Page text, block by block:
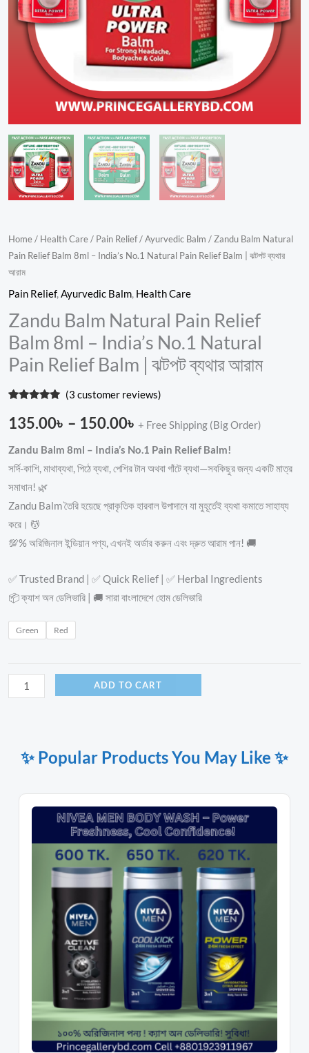
Home/ Health Care/ Pain Relief/Ayurvedic Balm / Zandu Balm Natural
Pain Relief Balm 8ml – India’s No.1 Natural Pain Relief Balm | ঝটপট ব্যথার
আরাম
Pain Relief,Ayurvedic Balm, Health Care
Zandu Balm Natural Pain Relief
Balm 8ml – India’s No.1 Natural
Pain Relief Balm | ঝটপট ব্যথার আরাম
out of 5
based on
rating
(3 customer reviews)
135.00৳ – 150.00৳ + Free Shipping (Big Order)
Zandu Balm 8ml – India’s No.1 Pain Relief Balm!
সর্দি-কাশি, মাথাব্যথা, পিঠে ব্যথা, পেশির টান অথবা গাঁটে ব্যথা—সবকিছুর জন্য একটি মাত্র
সমাধান! 🌿
Zandu Balm তৈরি হয়েছে প্রাকৃতিক হারবাল উপাদানে যা মুহূর্তেই ব্যথা কমাতে সাহায্য
করে। 💆
💯% অরিজিনাল ইন্ডিয়ান পণ্য, এখনই অর্ডার করুন এবং দ্রুত আরাম পান! 🚚
✅ Trusted Brand | ✅ Quick Relief | ✅ Herbal Ingredients
📦 ক্যাশ অন ডেলিভারি | 🚚 সারা বাংলাদেশে হোম ডেলিভারি
Green Red
No.1
Natural
Pain
Relief
ব্যথার
আরাম
quantity
ADD TO CART
✨ Popular Products You May Like ✨